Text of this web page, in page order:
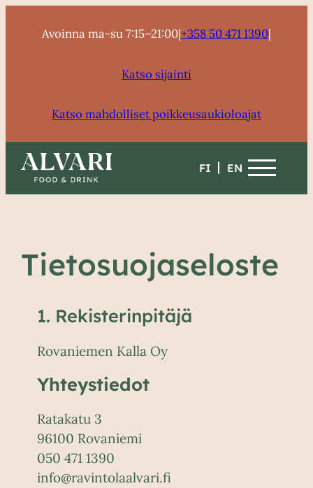
sisältöönAvoinna ma-su 7:15–21:00|+358 50 471 1390|
Katso sijainti
Katso mahdolliset poikkeusaukioloajat
FI EN
Tietosuojaseloste
1. Rekisterinpitäjä
Rovaniemen Kalla Oy
Yhteystiedot
Ratakatu 3
96100 Rovaniemi
050 471 1390
info@ravintolaalvari.fi